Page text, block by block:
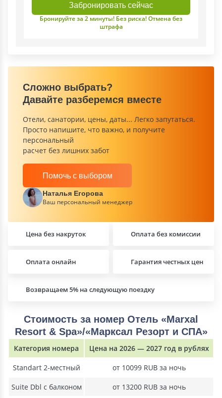
Забронировать сейчас
Бронируйте за 2 минуты! Без риска! Отмена без
штрафа
Сложно выбрать?
Давайте разберемся вместе
Отели, санатории, цены, даты... Легко запутаться.
Просто напишите, что важно, и получите
персональный
расчет без лишних забот
Помочь с выбором
Наталья Егорова
Ваш персональный менеджер
Цена без накруток Оплата без комиссии
Возвращаем 5% на следующую поездку
Оплата онлайн Гарантия честных цен
Стоимость за номер Отель «Marxal
Resort & Spa»/«Марксал Резорт и СПА»
Категория номера Цена на 2026 — 2027 год в рублях
Standart 2-местный от 10099 RUB за ночь
Suite Dbl c балконом от 13200 RUB за ночь